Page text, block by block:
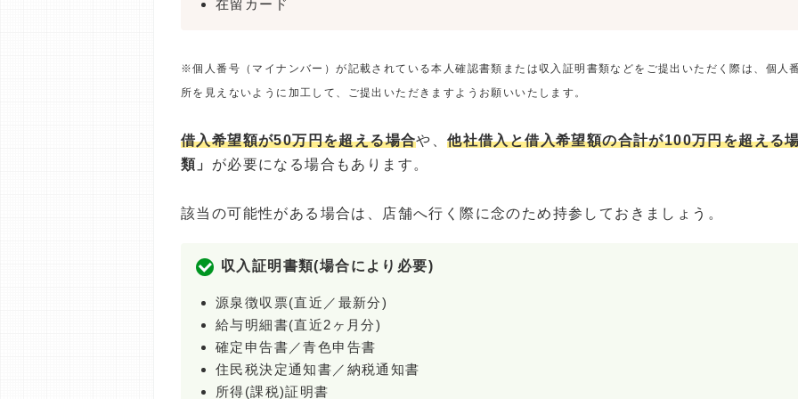
在留カード
※個人番号（マイナンバー）が記載されている本人確認書類または収入証明書類などをご提出いただく際は、個人
所を見えないように加工して、ご提出いただきますようお願いいたします。
借入希望額が50万円を超える場合や、他社借入と借入希望額の合計が100万円を超える
類」 が必要になる場合もあります。
該当の可能性がある場合は、店舗へ行く際に念のため持参しておきましょう。
収入証明書類(場合により必要)
源泉徴収票(直近／最新分)
給与明細書(直近2ヶ月分)
確定申告書／青色申告書
住民税決定通知書／納税通知書
所得(課税)証明書